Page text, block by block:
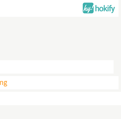
Teams in Hannover,
haben Sie die Möglichkeit, in